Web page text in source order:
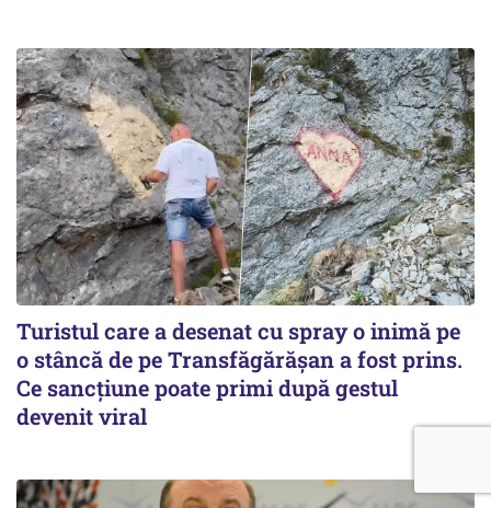
Turistul care a desenat cu spray o inimă pe
o stâncă de pe Transfăgărășan a fost prins.
Ce sancțiune poate primi după gestul
devenit viral